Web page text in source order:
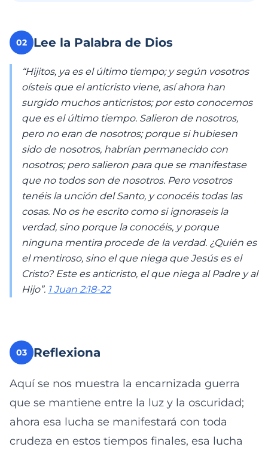
02 Lee la Palabra de Dios
“Hijitos, ya es el último tiempo; y según vosotros
oísteis que el anticristo viene, así ahora han
surgido muchos anticristos; por esto conocemos
que es el último tiempo. Salieron de nosotros,
pero no eran de nosotros; porque si hubiesen
sido de nosotros, habrían permanecido con
nosotros; pero salieron para que se manifestase
que no todos son de nosotros. Pero vosotros
tenéis la unción del Santo, y conocéis todas las
cosas. No os he escrito como si ignoraseis la
verdad, sino porque la conocéis, y porque
ninguna mentira procede de la verdad. ¿Quién es
el mentiroso, sino el que niega que Jesús es el
Cristo? Este es anticristo, el que niega al Padre y al
Hijo”. 1 Juan 2:18-22
03 Reflexiona
Aquí se nos muestra la encarnizada guerra
que se mantiene entre la luz y la oscuridad;
ahora esa lucha se manifestará con toda
crudeza en estos tiempos finales, esa lucha